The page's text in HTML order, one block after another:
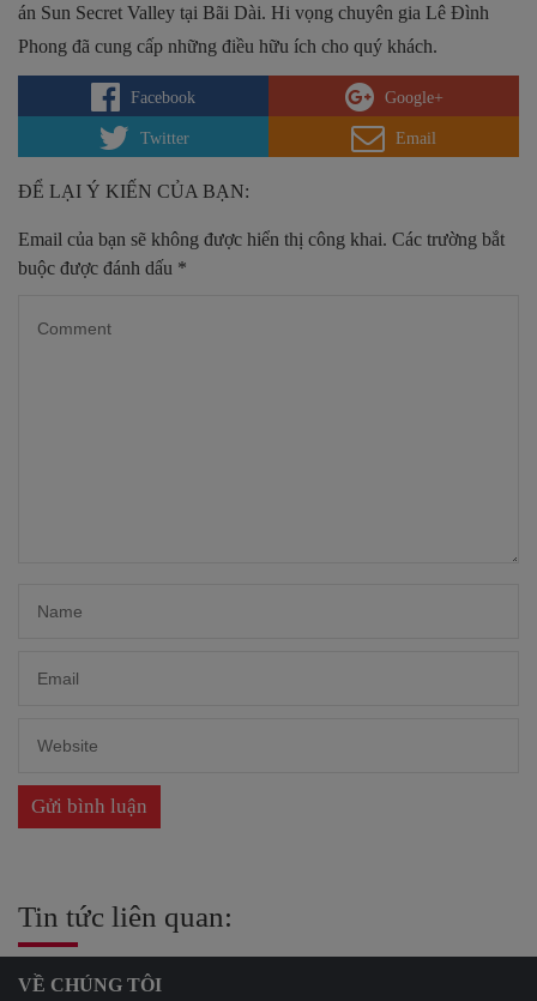
án Sun Secret Valley tại Bãi Dài. Hi vọng chuyên gia Lê Đình
Phong đã cung cấp những điều hữu ích cho quý khách.
Facebook Google+
Twitter Email
ĐỂ LẠI Ý KIẾN CỦA BẠN:
Email của bạn sẽ không được hiển thị công khai. Các trường bắt
buộc được đánh dấu *
Tin tức liên quan:
VỀ CHÚNG TÔI